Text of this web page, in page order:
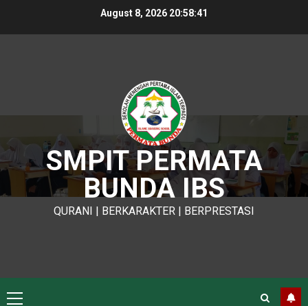
August 8, 2026 20:58:42
SMPIT PERMATA
BUNDA IBS
QURANI | BERKARAKTER | BERPRESTASI
Primary